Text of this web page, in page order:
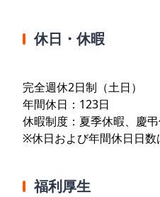
休日・休暇
完全週休2日制（土日）
年間休日：123日
休暇制度：夏季休暇、慶
※休日および年間休日日数
福利厚生